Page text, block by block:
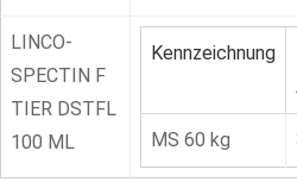
LINCO-
SPECTIN F
TIER DSTFL
100 ML
Kennzeichnung
MS 60 kg